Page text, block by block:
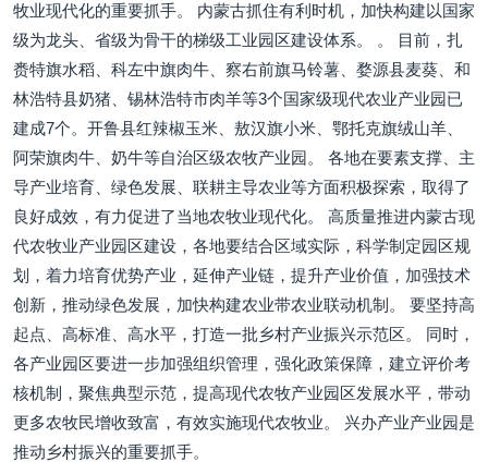
牧业现代化的重要抓手。 内蒙古抓住有利时机，加快构建以国家
级为龙头、省级为骨干的梯级工业园区建设体系。 。 目前，扎
赉特旗水稻、科左中旗肉牛、察右前旗马铃薯、婺源县麦葵、和
林浩特县奶猪、锡林浩特市肉羊等3个国家级现代农业产业园已
建成7个。开鲁县红辣椒玉米、敖汉旗小米、鄂托克旗绒山羊、
阿荣旗肉牛、奶牛等自治区级农牧产业园。 各地在要素支撑、主
导产业培育、绿色发展、联耕主导农业等方面积极探索，取得了
良好成效，有力促进了当地农牧业现代化。 高质量推进内蒙古现
代农牧业产业园区建设，各地要结合区域实际，科学制定园区规
划，着力培育优势产业，延伸产业链，提升产业价值，加强技术
创新，推动绿色发展，加快构建农业带农业联动机制。 要坚持高
起点、高标准、高水平，打造一批乡村产业振兴示范区。 同时，
各产业园区要进一步加强组织管理，强化政策保障，建立评价考
核机制，聚焦典型示范，提高现代农牧产业园区发展水平，带动
更多农牧民增收致富，有效实施现代农牧业。 兴办产业产业园是
推动乡村振兴的重要抓手。